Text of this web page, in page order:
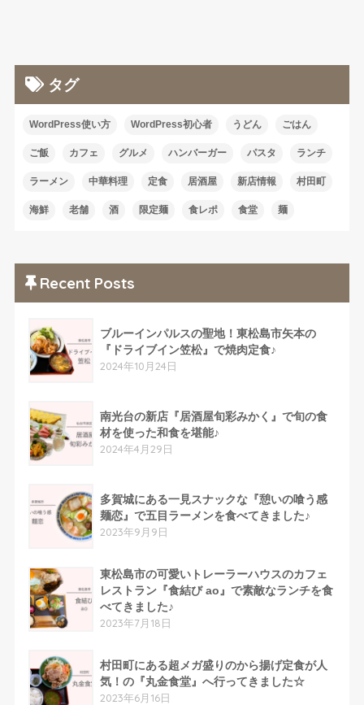
タグ
WordPress使い方 WordPress初心者 うどん ごはん
ご飯 カフェ グルメ ハンバーガー パスタ ランチ
ラーメン 中華料理 定食 居酒屋 新店情報 村田町
海鮮 老舗 酒 限定麺 食レポ 食堂 麺
Recent Posts
ブルーインパルスの聖地！東松島市矢本の
『ドライブイン笠松』で焼肉定食♪
2024年10月24日
南光台の新店『居酒屋旬彩みかく』で旬の食
材を使った和食を堪能♪
2024年4月29日
多賀城にある一見スナックな『憩いの喰う感
麺恋』で五目ラーメンを食べてきました♪
2023年9月9日
東松島市の可愛いトレーラーハウスのカフェ
レストラン『食結び ao』で素敵なランチを食
べてきました♪
2023年7月18日
村田町にある超メガ盛りのから揚げ定食が人
気！の『丸金食堂』へ行ってきました☆
2023年6月16日